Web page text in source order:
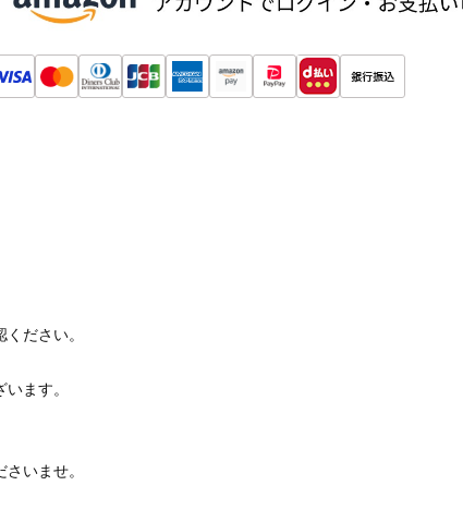
ださい。
ます。
いませ。